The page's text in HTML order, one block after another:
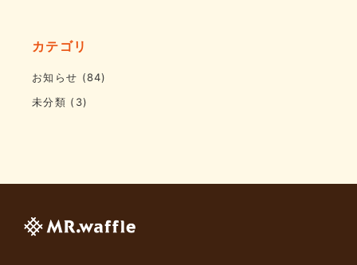
カテゴリ
お知らせ (84)
未分類 (3)